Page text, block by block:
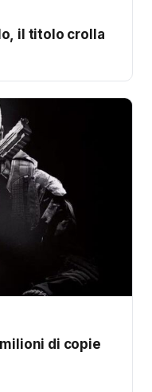
il titolo crolla
milioni di copie